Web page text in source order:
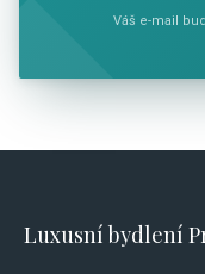
Váš e-mail
Luxusní bydlení